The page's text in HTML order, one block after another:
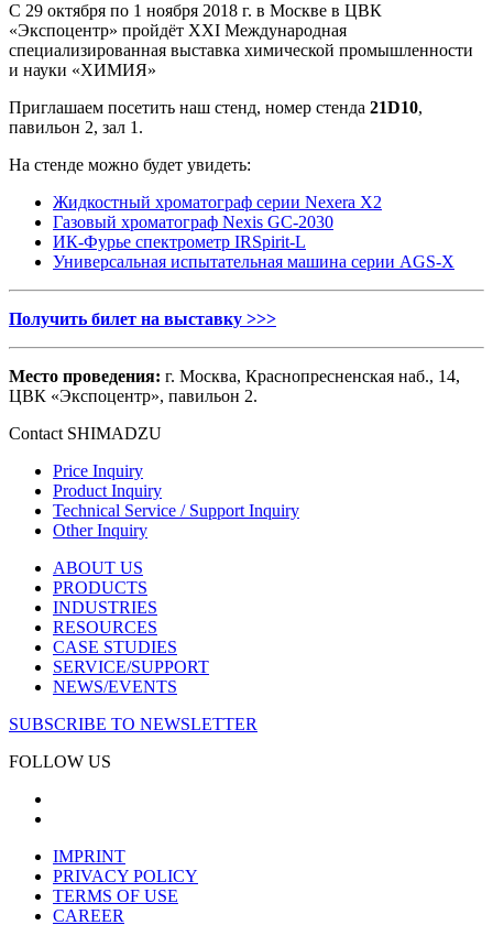
С 29 октября по 1 ноября 2018 г. в Москве в ЦВК
«Экспоцентр» пройдёт XXI Международная
специализированная выставка химической промышленности
и науки «ХИМИЯ»
Приглашаем посетить наш стенд, номер стенда 21D10,
павильон 2, зал 1.
На стенде можно будет увидеть:
Жидкостный хроматограф серии Nexera X2
Газовый хроматограф Nexis GC-2030
ИК-Фурье спектрометр IRSpirit-L
Универсальная испытательная машина серии AGS-X
Получить билет на выставку >>>
Место проведения: г. Москва, Краснопресненская наб., 14,
ЦВК «Экспоцентр», павильон 2.
Contact SHIMADZU
Price Inquiry
Product Inquiry
Technical Service / Support Inquiry
Other Inquiry
ABOUT US
PRODUCTS
INDUSTRIES
RESOURCES
CASE STUDIES
SERVICE/SUPPORT
NEWS/EVENTS
SUBSCRIBE TO NEWSLETTER
FOLLOW US
IMPRINT
PRIVACY POLICY
TERMS OF USE
CAREER